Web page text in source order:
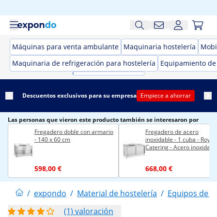
Máquinas para venta ambulante Maquinaria hostelería
Maquinaria de refrigeración para hostelería
Equipamiento
Descuentos exclusivos para su empresa Empiece a ahorrar
Las personas que vieron este producto también se interesaron por
Fregadero doble con armario
- 140 x 60 cm
598,00 €
Fregadero de acero
inoxidable - 1 cuba - Royal
Catering - Acero
668,00 €
/ expondo / Material de hostelería / Equipos de
(1) valoración